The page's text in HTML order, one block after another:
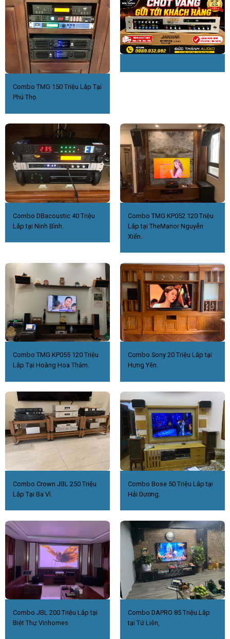
Combo TMG 150 Triệu Lắp Tại
Phú Thọ.
Combo DBacoustic 40 Triệu
Lắp tại Ninh Bình.
Combo TMG KP052 120 Triệu
Lắp tại TheManor Nguyễn
Xiển.
Combo TMG KP055 120 Triệu
Lắp Tại Hoàng Hoa Thám.
Combo Sony 20 Triệu Lắp tại
Hưng Yên.
Combo Crown JBL 250 Triệu
Lắp Tại Ba Vì.
Combo Bose 50 Triệu Lắp tại
Hải Dương.
Combo JBL 200 Triệu Lắp tại
Biệt Thự Vinhomes
Combo DAPRO 85 Triệu.Lắp
tại Tứ Liên,